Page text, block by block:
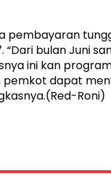
pembayaran
“Dari bulan Juni
ini kan
dapat
Roni)